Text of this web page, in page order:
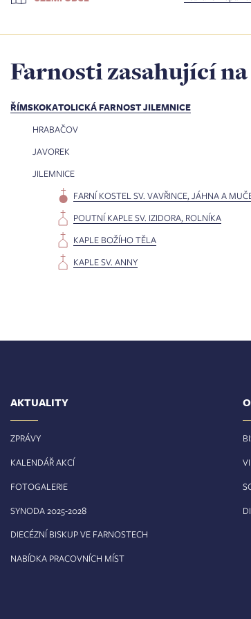
Farnosti zasahující
ŘÍMSKOKATOLICKÁ FARNOST JILEMNICE
HRABAČOV
JAVOREK
JILEMNICE
FARNÍ KOSTEL SV. VAVŘINCE, JÁHNA A
POUTNÍ KAPLE SV. IZIDORA, ROLNÍKA
KAPLE BOŽÍHO TĚLA
KAPLE SV. ANNY
AKTUALITY
ZPRÁVY
KALENDÁŘ AKCÍ
FOTOGALERIE
SYNODA 2025-2028
DIECÉZNÍ BISKUP VE FARNOSTECH
NABÍDKA PRACOVNÍCH MÍST